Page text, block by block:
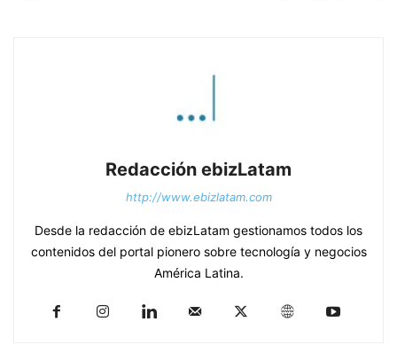
Redacción ebizLatam
http://www.ebizlatam.com
Desde la redacción de ebizLatam gestionamos todos los
contenidos del portal pionero sobre tecnología y negocios
América Latina.